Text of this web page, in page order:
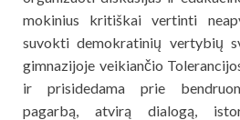
mokinius kritiškai vertinti
suvokti demokratinių vertybių
gimnazijoje veikiančio
ir prisidedama prie
pagarbą, atvirą dialogą,